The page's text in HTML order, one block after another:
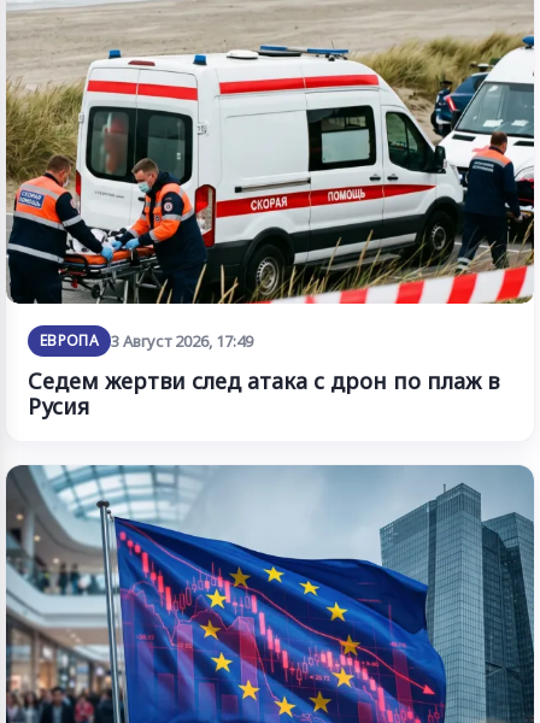
ЕВРОПА 3 Август 2026, 17:49
Седем жертви след атака с дрон по плаж в
Русия